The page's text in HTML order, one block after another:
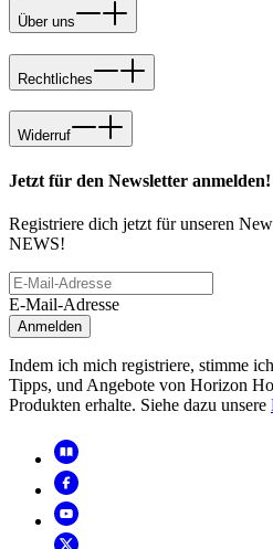
Über uns
Rechtliches
Widerruf
Jetzt für den Newsletter anmelden!
Registriere dich jetzt für unseren
NEWS!
E-Mail-Adresse
Anmelden
Indem ich mich registriere, stimme
Tipps, und Angebote von Horizon
Produkten erhalte. Siehe dazu unsere